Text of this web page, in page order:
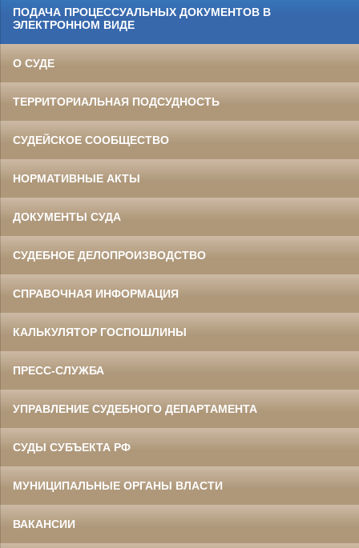
ПОДАЧА ПРОЦЕССУАЛЬНЫХ ДОКУМЕНТОВ В
ЭЛЕКТРОННОМ ВИДЕ
О СУДЕ
ТЕРРИТОРИАЛЬНАЯ ПОДСУДНОСТЬ
СУДЕЙСКОЕ СООБЩЕСТВО
НОРМАТИВНЫЕ АКТЫ
ДОКУМЕНТЫ СУДА
СУДЕБНОЕ ДЕЛОПРОИЗВОДСТВО
СПРАВОЧНАЯ ИНФОРМАЦИЯ
КАЛЬКУЛЯТОР ГОСПОШЛИНЫ
ПРЕСС-СЛУЖБА
УПРАВЛЕНИЕ СУДЕБНОГО ДЕПАРТАМЕНТА
СУДЫ СУБЪЕКТА РФ
МУНИЦИПАЛЬНЫЕ ОРГАНЫ ВЛАСТИ
ВАКАНСИИ